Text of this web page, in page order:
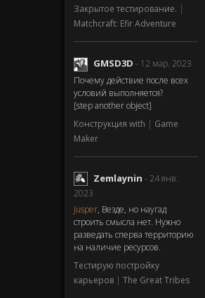
Закрытое тестирование. |
Matchcraft: Efir Adventure
GMSD3D - 12 мар. 2023
Почему действие после всех
условий выполняется?
[step another object]
Конструкция with | Game
Maker
Zemlaynin - 24 янв.
2023
Jusper, Везде, но наугад
строить смысла нет. Нужно
разведать сперва территорию
на наличие ресурсов.
Тестирую постройку
карьеров | The Great Tribes